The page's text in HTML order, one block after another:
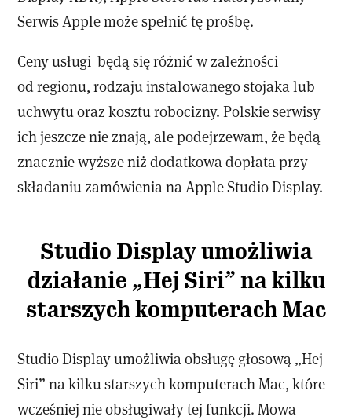
Serwis Apple może spełnić tę prośbę.
Ceny usługi będą się różnić w zależności
od regionu, rodzaju instalowanego stojaka lub
uchwytu oraz kosztu robocizny. Polskie serwisy
ich jeszcze nie znają, ale podejrzewam, że będą
znacznie wyższe niż dodatkowa dopłata przy
składaniu zamówienia na Apple Studio Display.
Studio Display umożliwia
działanie „Hej Siri” na kilku
starszych komputerach Mac
Studio Display umożliwia obsługę głosową „Hej
Siri” na kilku starszych komputerach Mac, które
wcześniej nie obsługiwały tej funkcji. Mowa